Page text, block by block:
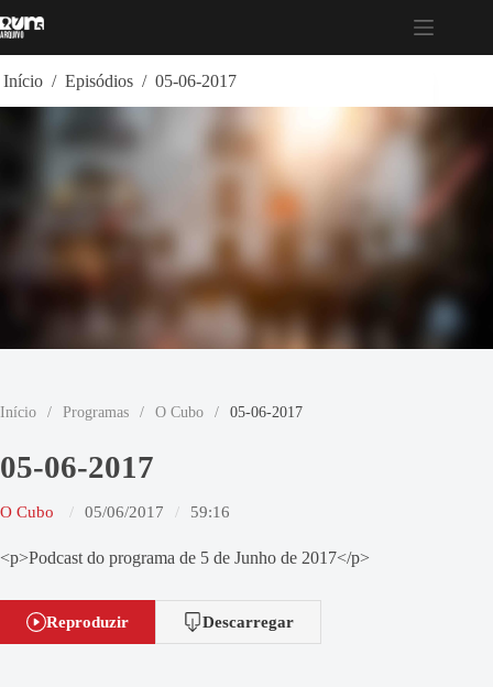
para
Início / Episódios / 05-06-2017
Início / Programas / O Cubo / 05-06-2017
05-06-2017
O Cubo 05/06/2017 59:16
<p>Podcast do programa de 5 de Junho de 2017</p>
Reproduzir Descarregar